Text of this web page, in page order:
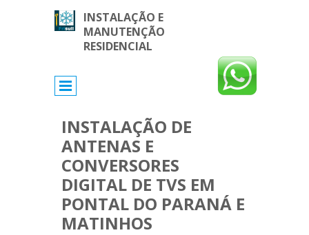
INSTALAÇÃO E
MANUTENÇÃO
RESIDENCIAL
INSTALAÇÃO DE
ANTENAS E
CONVERSORES
DIGITAL DE TVS EM
PONTAL DO PARANÁ E
MATINHOS